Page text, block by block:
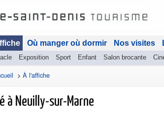
Exposition Sport Enfant Salon brocante
Où manger où dormir Nos visites
> À l'affiche
à Neuilly-sur-Marne